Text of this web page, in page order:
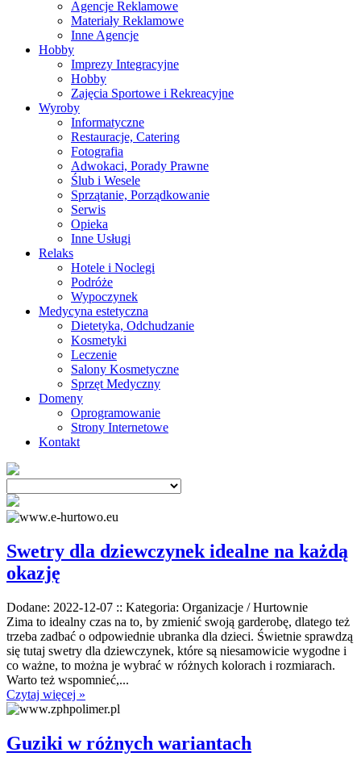
Agencje Reklamowe
Materiały Reklamowe
Inne Agencje
Hobby
Imprezy Integracyjne
Hobby
Zajęcia Sportowe i Rekreacyjne
Wyroby
Informatyczne
Restauracje, Catering
Fotografia
Adwokaci, Porady Prawne
Ślub i Wesele
Sprzątanie, Porządkowanie
Serwis
Opieka
Inne Usługi
Relaks
Hotele i Noclegi
Podróże
Wypoczynek
Medycyna estetyczna
Dietetyka, Odchudzanie
Kosmetyki
Leczenie
Salony Kosmetyczne
Sprzęt Medyczny
Domeny
Oprogramowanie
Strony Internetowe
Kontakt
Swetry dla dziewczynek idealne na każdą
okazję
Dodane: 2022-12-07 :: Kategoria: Organizacje / Hurtownie
Zima to idealny czas na to, by zmienić swoją garderobę, dlatego też
trzeba zadbać o odpowiednie ubranka dla dzieci. Świetnie sprawdzą
się tutaj swetry dla dziewczynek, które są niesamowicie wygodne i
co ważne, to można je wybrać w różnych kolorach i rozmiarach.
Warto też wspomnieć,...
Czytaj więcej »
Guziki w różnych wariantach